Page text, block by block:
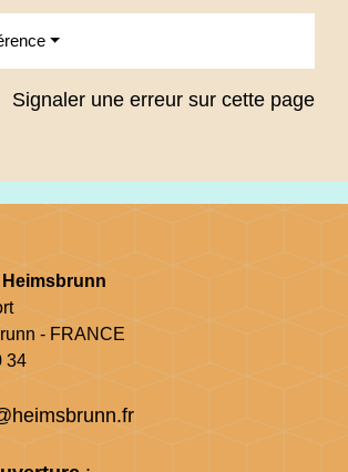
Signaler une erreur sur cette page
- FRANCE
34